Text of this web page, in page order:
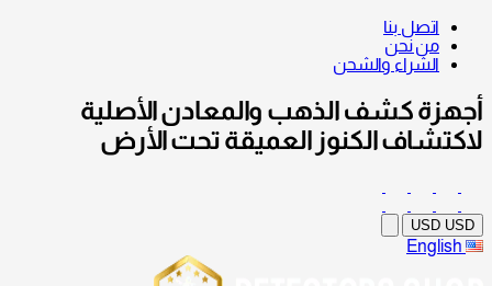
اتصل بنا
من نحن
الشراء والشحن
أجهزة كشف الذهب والمعادن الأصلية
لاكتشاف الكنوز العميقة تحت الأرض
USD USD
English